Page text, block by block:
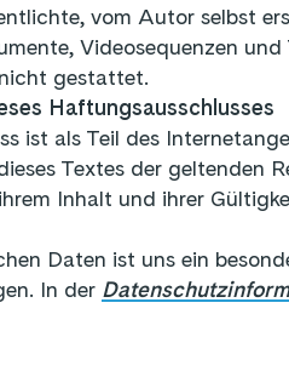
vom Autor selbst
Videosequenzen
gestattet.
Haftungsausschlusses
ist als Teil des
Textes der
Inhalt und ihrer
Daten ist uns ein
In der